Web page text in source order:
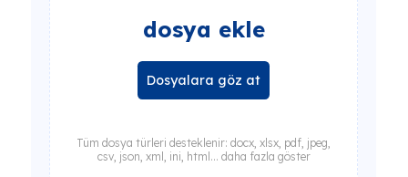
dosya ekle
Dosyalara göz at
Tüm dosya türleri desteklenir: docx, xlsx, pdf, jpeg,
csv, json, xml, ini, html... daha fazla göster